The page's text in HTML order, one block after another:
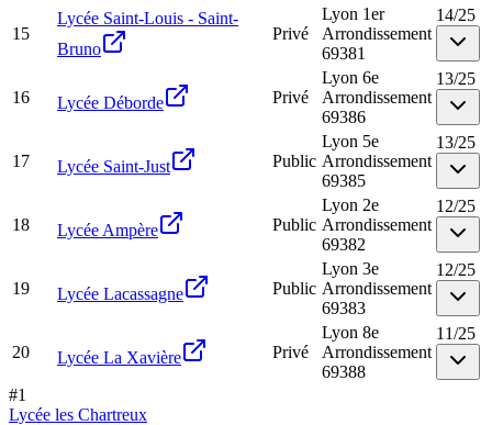
15
Lycée Saint-Louis - Saint-
Bruno
Privé
Lyon 1er
Arrondissement
69381
14/25
16 Lycée Déborde Privé
Lyon 6e
Arrondissement
69386
13/25
17 Lycée Saint-Just Public
Lyon 5e
Arrondissement
69385
13/25
18 Lycée Ampère Public
Lyon 2e
Arrondissement
69382
12/25
19 Lycée Lacassagne Public
Lyon 3e
Arrondissement
69383
12/25
20 Lycée La Xavière Privé
Lyon 8e
Arrondissement
69388
11/25
#1
Lycée les Chartreux